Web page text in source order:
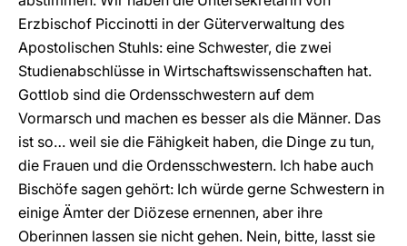
Erzbischof Piccinotti in der Güterverwaltung des
Apostolischen Stuhls: eine Schwester, die zwei
Studienabschlüsse in Wirtschaftswissenschaften hat.
Gottlob sind die Ordensschwestern auf dem
Vormarsch und machen es besser als die Männer. Das
ist so… weil sie die Fähigkeit haben, die Dinge zu tun,
die Frauen und die Ordensschwestern. Ich habe auch
Bischöfe sagen gehört: Ich würde gerne Schwestern in
einige Ämter der Diözese ernennen, aber ihre
Oberinnen lassen sie nicht gehen. Nein, bitte, lasst sie